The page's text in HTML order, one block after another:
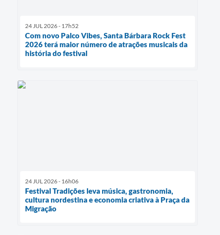
24 JUL 2026 - 17h52
Com novo Palco Vibes, Santa Bárbara Rock Fest
2026 terá maior número de atrações musicais da
história do festival
24 JUL 2026 - 16h06
Festival Tradições leva música, gastronomia,
cultura nordestina e economia criativa à Praça da
Migração